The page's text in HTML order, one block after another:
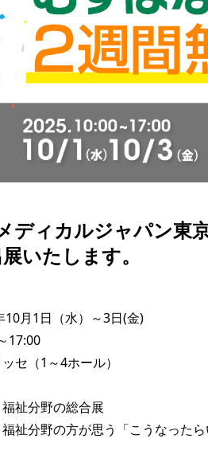
ディカルジャパン東
いたします。
10月1日（水）～3日(金)
17:00
セ（1～4ホール）
祉分野の総合展
祉分野の方が思う「こうなった